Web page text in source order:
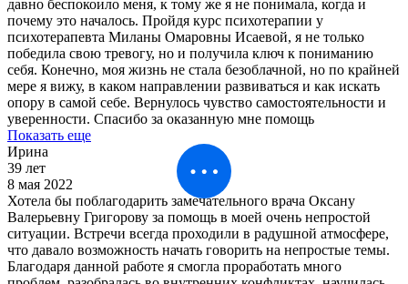
давно беспокоило меня, к тому же я не понимала, когда и
почему это началось. Пройдя курс психотерапии у
психотерапевта Миланы Омаровны Исаевой, я не только
победила свою тревогу, но и получила ключ к пониманию
себя. Конечно, моя жизнь не стала безоблачной, но по крайней
мере я вижу, в каком направлении развиваться и как искать
опору в самой себе. Вернулось чувство самостоятельности и
уверенности. Спасибо за оказанную мне помощь
Показать еще
Ирина
39 лет
8 мая 2022
Хотела бы поблагодарить замечательного врача Оксану
Валерьевну Григорову за помощь в моей очень непростой
ситуации. Встречи всегда проходили в радушной атмосфере,
что давало возможность начать говорить на непростые темы.
Благодаря данной работе я смогла проработать много